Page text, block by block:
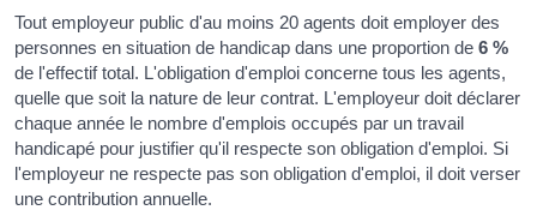
Tout employeur public d'au moins 20 agents doit employer des
personnes en situation de handicap dans une proportion de 6 %
de l'effectif total. L'obligation d'emploi concerne tous les agents,
quelle que soit la nature de leur contrat. L'employeur doit déclarer
chaque année le nombre d'emplois occupés par un travail
handicapé pour justifier qu'il respecte son obligation d'emploi. Si
l'employeur ne respecte pas son obligation d'emploi, il doit verser
une contribution annuelle.